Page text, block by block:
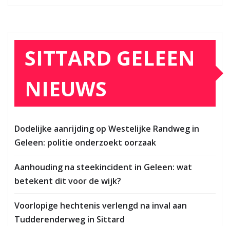
SITTARD GELEEN
NIEUWS
Dodelijke aanrijding op Westelijke Randweg in
Geleen: politie onderzoekt oorzaak
Aanhouding na steekincident in Geleen: wat
betekent dit voor de wijk?
Voorlopige hechtenis verlengd na inval aan
Tudderenderweg in Sittard